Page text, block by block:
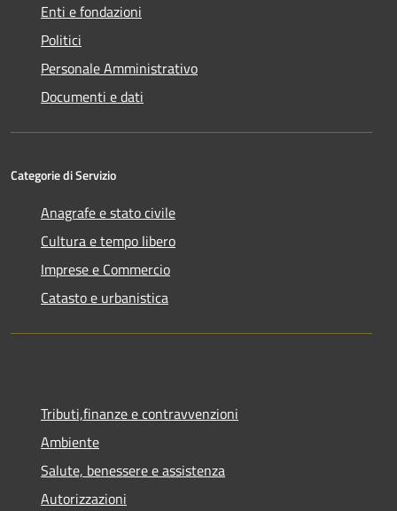
Enti e fondazioni
Politici
Personale Amministrativo
Documenti e dati
Categorie di Servizio
Anagrafe e stato civile
Cultura e tempo libero
Imprese e Commercio
Catasto e urbanistica
Tributi,finanze e contravvenzioni
Ambiente
Salute, benessere e assistenza
Autorizzazioni